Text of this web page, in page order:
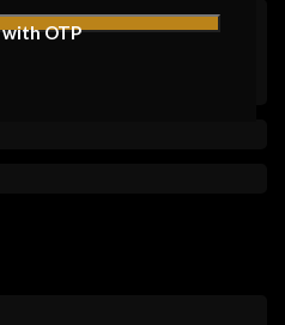
morivape.com/my-account/
訂單紀錄
OTP